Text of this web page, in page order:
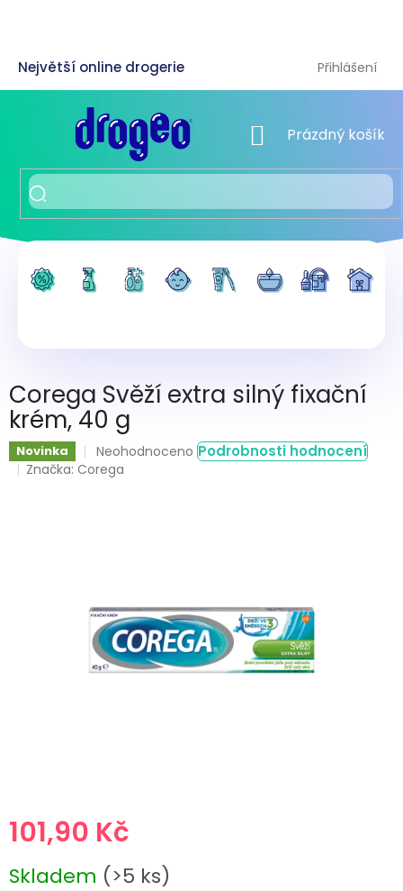
Přihlášení
NÁKUPNÍ KOŠÍK
Prázdný košík
Corega Svěží extra silný fixační
krém, 40 g
Novinka
Průměrné
hodnocení
produktu
Neohodnoceno Podrobnosti hodnocení
Značka:Corega
101,90 Kč
cena:
Skladem (>5 ks)